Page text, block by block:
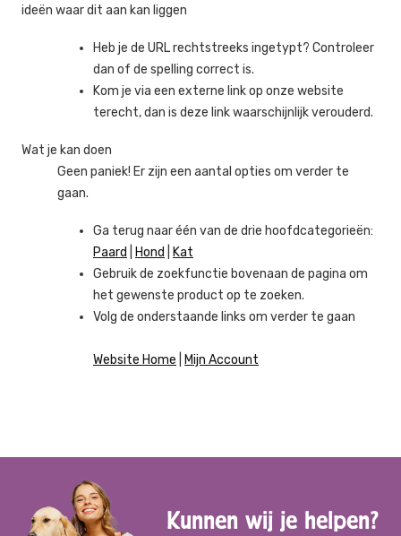
ideën waar dit aan kan liggen
Heb je de URL rechtstreeks ingetypt? Controleer
dan of de spelling correct is.
Kom je via een externe link op onze website
terecht, dan is deze link waarschijnlijk verouderd.
Wat je kan doen
Geen paniek! Er zijn een aantal opties om verder te
gaan.
Ga terug naar één van de drie hoofdcategorieën:
Paard
Hond
Kat
Gebruik de zoekfunctie bovenaan de pagina om
het gewenste product op te zoeken.
Volg de onderstaande links om verder te gaan
Website Home Mijn Account
Kunnen wij je helpen?